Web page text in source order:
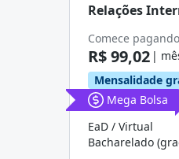
Relações
Comece pagando
R$ 99,02 |
Mensalidade
Mega Bolsa
EaD / Virtual
Bacharelado